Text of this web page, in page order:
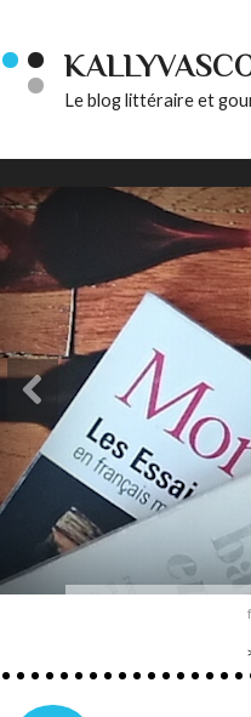
Le blog littéraire et